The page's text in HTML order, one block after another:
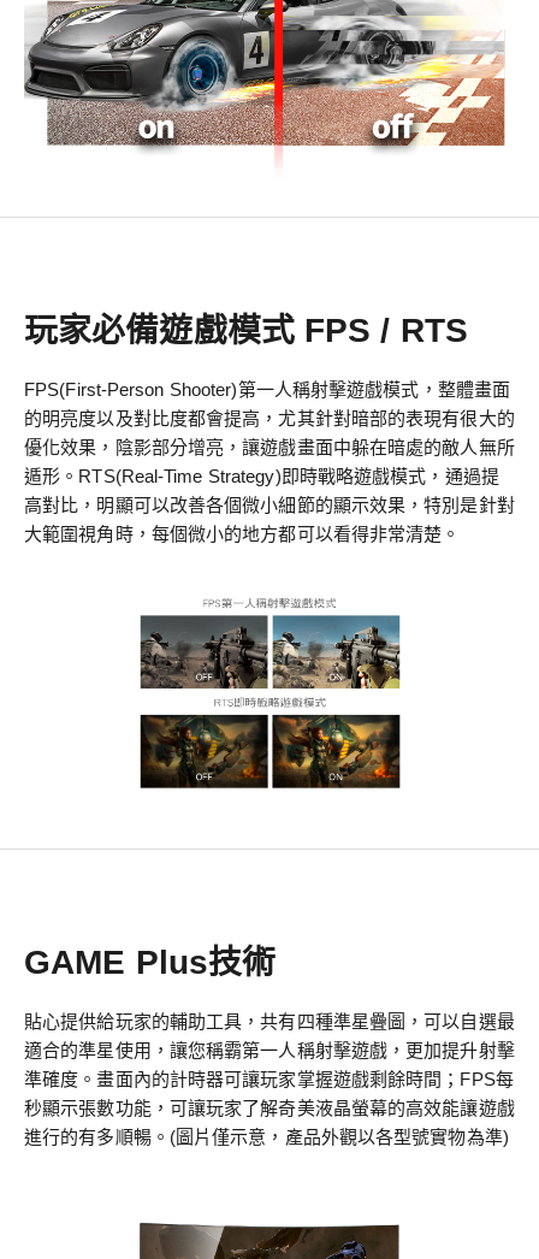
玩家必備遊戲模式 FPS / RTS
FPS(First-Person Shooter)第一人稱射擊遊戲模式，整體畫面
的明亮度以及對比度都會提高，尤其針對暗部的表現有很大的
優化效果，陰影部分增亮，讓遊戲畫面中躲在暗處的敵人無所
遁形。RTS(Real-Time Strategy)即時戰略遊戲模式，通過提
高對比，明顯可以改善各個微小細節的顯示效果，特別是針對
大範圍視角時，每個微小的地方都可以看得非常清楚。
GAME Plus技術
貼心提供給玩家的輔助工具，共有四種準星疊圖，可以自選最
適合的準星使用，讓您稱霸第一人稱射擊遊戲，更加提升射擊
準確度。畫面內的計時器可讓玩家掌握遊戲剩餘時間；FPS每
秒顯示張數功能，可讓玩家了解奇美液晶螢幕的高效能讓遊戲
進行的有多順暢。(圖片僅示意，產品外觀以各型號實物為準)